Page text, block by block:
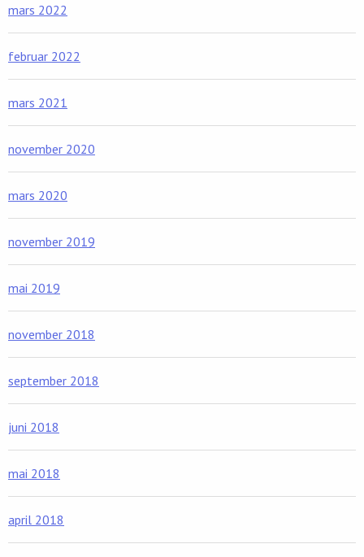
mars 2022
februar 2022
mars 2021
november 2020
mars 2020
november 2019
mai 2019
november 2018
september 2018
juni 2018
mai 2018
april 2018